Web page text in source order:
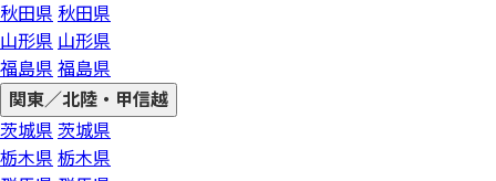
秋田県 秋田県
山形県 山形県
福島県 福島県
関東／北陸・甲信越
茨城県 茨城県
栃木県 栃木県